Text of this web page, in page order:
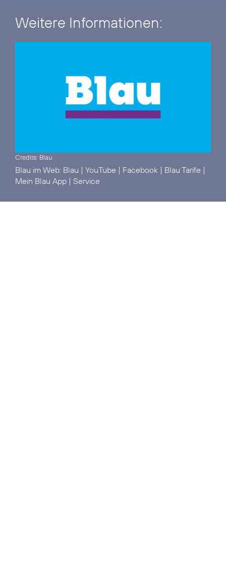
Weitere Informationen:
Credits: Blau
Blau im Web: Blau | YouTube | Facebook | Blau Tarife |
Mein Blau App | Service